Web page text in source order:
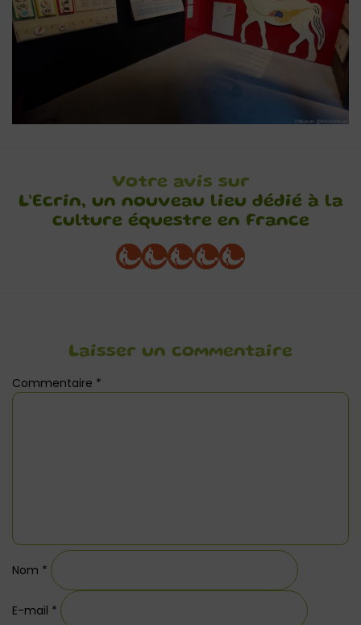
Votre avis sur
L’Ecrin, un nouveau lieu dédié à la
culture équestre en France
Laisser un commentaire
Commentaire *
Nom *
E-mail *